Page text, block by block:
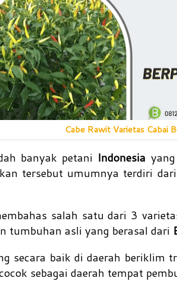
Cabe Rawit Varietas Cabai
banyak petani Indonesia
tersebut umumnya terdiri
salah satu dari 3
tumbuhan asli yang berasal dari
secara baik di daerah beriklim
sebagai daerah tempat